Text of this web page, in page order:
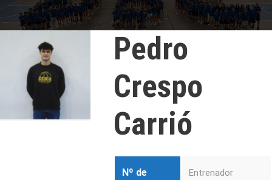
Pedro
Crespo
Carrió
Nº de
Entrenador